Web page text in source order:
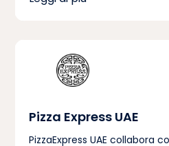
Pizza Express UAE
PizzaExpress UAE collabora